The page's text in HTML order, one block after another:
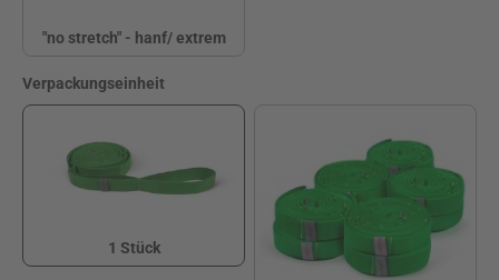
"no stretch" - hanf/ extrem
Verpackungseinheit
1 Stück